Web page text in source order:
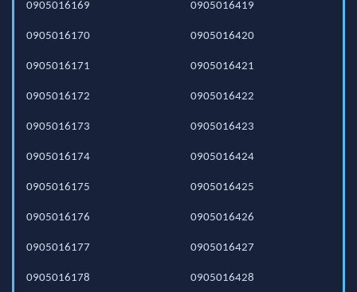
0905016169
0905016170
0905016171
0905016172
0905016173
0905016174
0905016175
0905016176
0905016177
0905016178
0905016419
0905016420
0905016421
0905016422
0905016423
0905016424
0905016425
0905016426
0905016427
0905016428